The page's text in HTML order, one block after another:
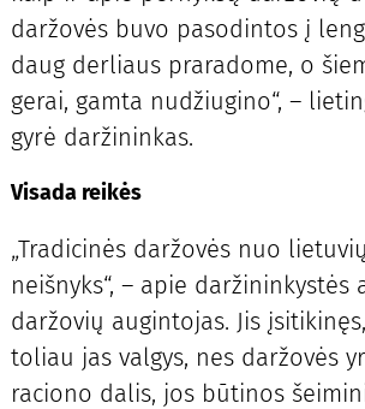
daržovės buvo pasodintos į
daug derliaus praradome, o
gerai, gamta nudžiugino“, –
gyrė daržininkas.
Visada reikės
„Tradicinės daržovės nuo
neišnyks“, – apie daržininkystės
daržovių augintojas. Jis
toliau jas valgys, nes daržovės
raciono dalis, jos būtinos